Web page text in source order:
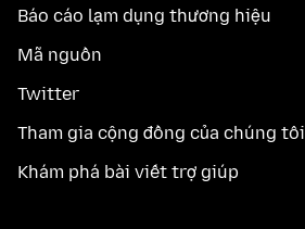
Báo cáo lạm dụng thương hiệu
Mã nguồn
Twitter
Tham gia cộng đồng của chúng tôi
Khám phá bài viết trợ giúp